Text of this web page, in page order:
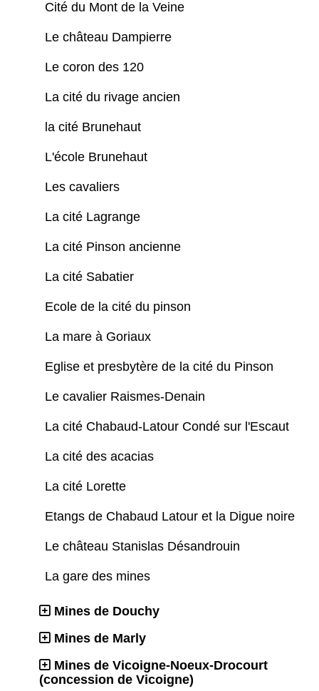
Cité du Mont de la Veine
Le château Dampierre
Le coron des 120
La cité du rivage ancien
la cité Brunehaut
L'école Brunehaut
Les cavaliers
La cité Lagrange
La cité Pinson ancienne
La cité Sabatier
Ecole de la cité du pinson
La mare à Goriaux
Eglise et presbytère de la cité du Pinson
Le cavalier Raismes-Denain
La cité Chabaud-Latour Condé sur l'Escaut
La cité des acacias
La cité Lorette
Etangs de Chabaud Latour et la Digue noire
Le château Stanislas Désandrouin
La gare des mines
Mines de Douchy
Mines de Marly
Mines de Vicoigne-Noeux-Drocourt
(concession de Vicoigne)